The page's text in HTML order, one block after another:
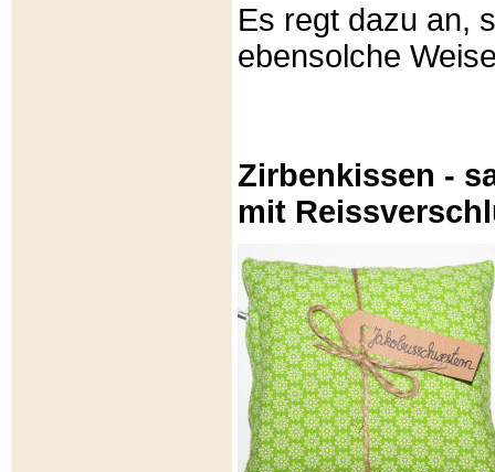
Es regt dazu an,
ebensolche
Zirbenkissen -
mit